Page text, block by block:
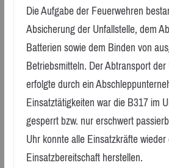
Die Aufgabe der Feuerwehren
Absicherung der Unfallstelle, dem
Batterien sowie dem Binden von
Betriebsmitteln. Der Abtransport
erfolgte durch ein
Einsatztätigkeiten war die B317 im
gesperrt bzw. nur erschwert
Uhr konnte alle Einsatzkräfte
Einsatzbereitschaft herstellen.